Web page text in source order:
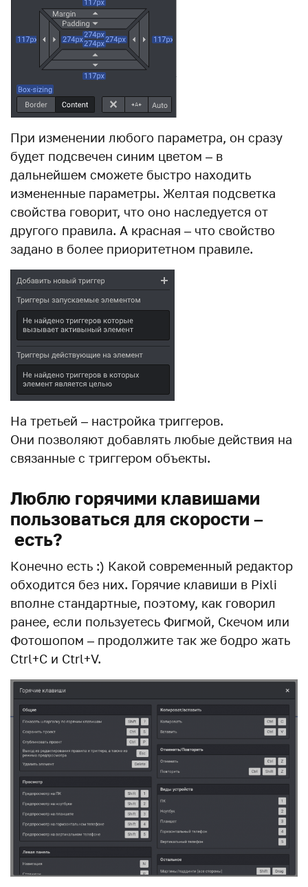
При изменении любого параметра, он сразу
будет подсвечен синим цветом – в
дальнейшем сможете быстро находить
измененные параметры. Желтая подсветка
свойства говорит, что оно наследуется от
другого правила. А красная – что свойство
задано в более приоритетном правиле.
На третьей – настройка триггеров.
Они позволяют добавлять любые действия на
связанные с триггером объекты.
Люблю горячими клавишами
пользоваться для скорости –
есть?
Конечно есть :) Какой современный редактор
обходится без них. Горячие клавиши в Pixli
вполне стандартные, поэтому, как говорил
ранее, если пользуетесь Фигмой, Скечом или
Фотошопом – продолжите так же бодро жать
Ctrl+C и Ctrl+V.